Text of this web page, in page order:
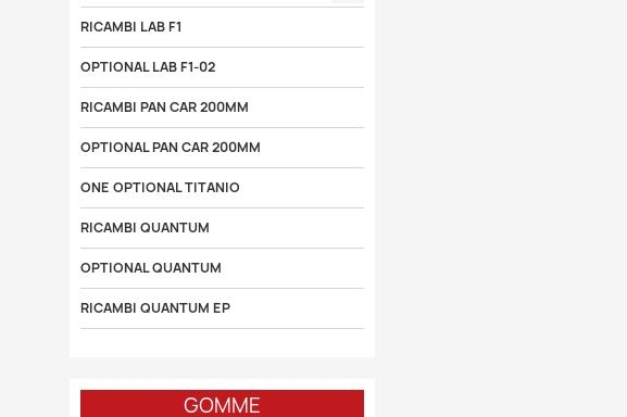
RICAMBI LAB F1
OPTIONAL LAB F1-02
RICAMBI PAN CAR 200MM
OPTIONAL PAN CAR 200MM
ONE OPTIONAL TITANIO
RICAMBI QUANTUM
OPTIONAL QUANTUM
RICAMBI QUANTUM EP
GOMME